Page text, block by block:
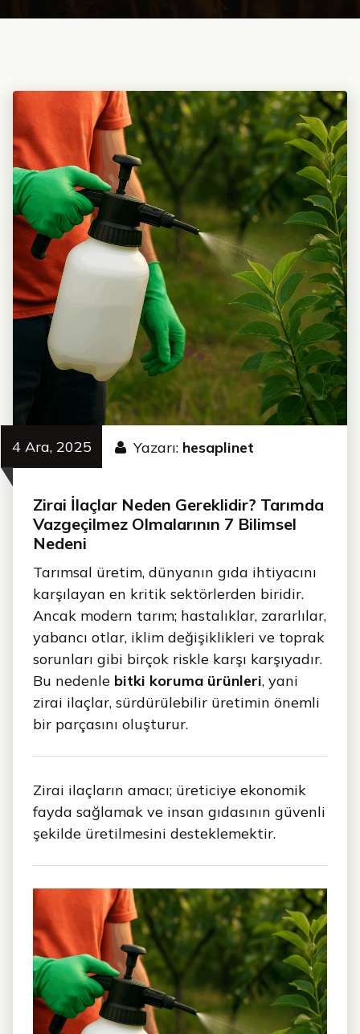
4 Ara, 2025 Yazarı: hesaplinet
Zirai İlaçlar Neden Gereklidir? Tarımda
Vazgeçilmez Olmalarının 7 Bilimsel
Nedeni
Tarımsal üretim, dünyanın gıda ihtiyacını
karşılayan en kritik sektörlerden biridir.
Ancak modern tarım; hastalıklar, zararlılar,
yabancı otlar, iklim değişiklikleri ve toprak
sorunları gibi birçok riskle karşı karşıyadır.
Bu nedenle bitki koruma ürünleri, yani
zirai ilaçlar, sürdürülebilir üretimin önemli
bir parçasını oluşturur.
Zirai ilaçların amacı; üreticiye ekonomik
fayda sağlamak ve insan gıdasının güvenli
şekilde üretilmesini desteklemektir.